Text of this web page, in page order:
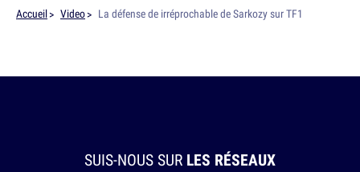
Accueil Video La défense de irréprochable de Sarkozy sur TF1
SUIS-NOUS SUR LES RÉSEAUX